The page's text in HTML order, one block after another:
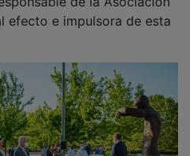
efecto e impulsora de esta